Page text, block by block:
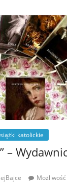
katolickie
–